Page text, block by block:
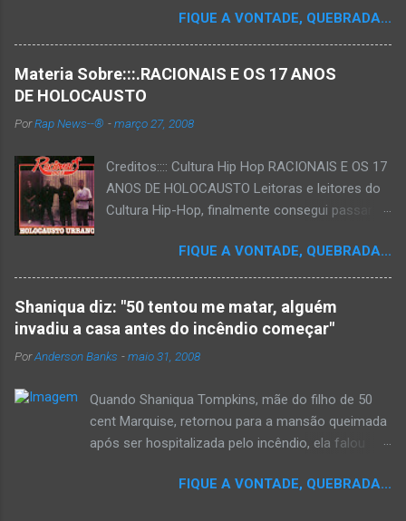
á
i
o
FIQUE A VONTADE, QUEBRADA...
Materia Sobre:::.RACIONAIS E OS 17 ANOS
DE HOLOCAUSTO
PorRap News--® -março 27, 2008
Creditos:::: Cultura Hip Hop RACIONAIS E OS 17
ANOS DE HOLOCAUSTO Leitoras e leitores do
Cultura Hip-Hop, finalmente consegui passar
que há muito tempo vinha maturando: uma
espécie de "ensaio-tributo" ao disco mais
importante do rap brasileiro, que completará 17
anos agora em 2008. Falo de "Holocausto
Urbano", do grupo paulistano Racionais MC's.
Como de costume, uma pequena digressão. É
que o brasileiro não tem memória. Fala-se
muito por aí que não cultuamos nossos
antepassados nem nossa rica história
cabe a nós, formadores de opinião
FIQUE A VONTADE, QUEBRADA...
Shaniqua diz: "50 tentou me matar, alguém
invadiu a casa antes do incêndio começar"
PorAnderson Banks -maio 31, 2008
Quando Shaniqua Tompkins, mãe do filho de 50
cent Marquise, retornou para a mansão queimada
após ser hospitalizada pelo incêndio, ela falou
argumentações ao jornal. quando um repórter
FIQUE A VONTADE, QUEBRADA...